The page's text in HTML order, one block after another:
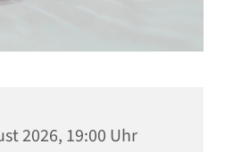
2026, 19:00 Uhr